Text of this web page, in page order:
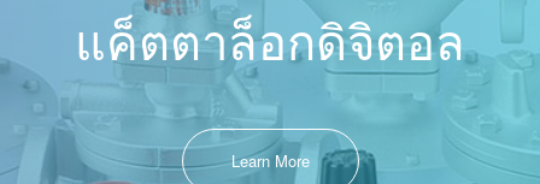
แค็ตตาล็อกดิจิตอล
Learn More